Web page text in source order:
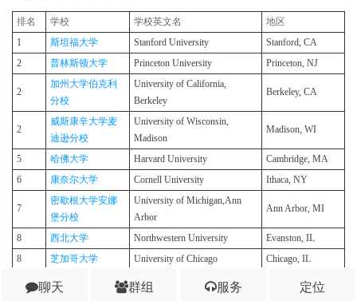
排名 学校 学校英文名
地区
1
斯坦福大学 Stanford University
Stanford,​ CA
2
普林斯顿大学 Princeton University Princeton, NJ
2
加州大学伯克利
分校
University of California,​
Berkeley
Berkeley, CA
2
威斯康辛大学麦
迪逊分校
University of Wisconsin,​
Madison
Madison, WI
5 哈佛大学 Harvard University
Cambridge, MA
6
康奈尔大学 Cornell University Ithaca, NY
7
密歇根大学安娜
堡分校
University of Michigan,Ann
Arbor
Ann Arbor, MI
8 西北大学 Northwestern University
Evanston, IL
8
芝加哥大学 University of Chicago Chicago, IL
参考资料： Best Economic Sociology Programs USNEWS
聊天 群组 服务 定位